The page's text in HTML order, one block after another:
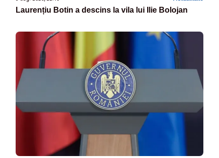
Laurențiu Botin a descins la vila lui Ilie Bolojan